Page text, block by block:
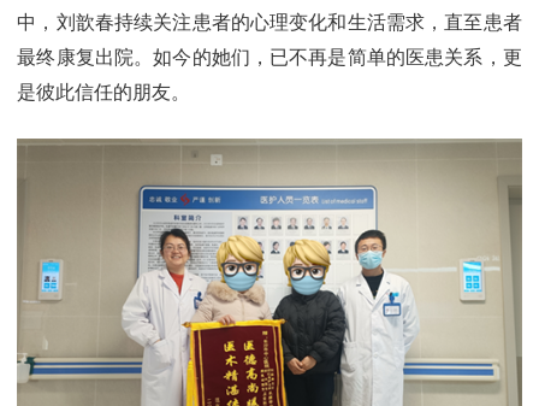
中，刘歆春持续关注患者的心理变化和生活需求，直至患者
最终康复出院。如今的她们，已不再是简单的医患关系，更
是彼此信任的朋友。